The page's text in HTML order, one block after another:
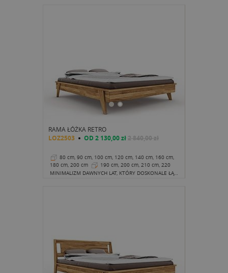
RAMA ŁÓŻKA RETRO
LOZ2503 OD 2 130,00 zł2 840,00 zł
80 cm, 90 cm, 100 cm, 120 cm, 140 cm, 160 cm,
180 cm, 200 cm
190 cm, 200 cm, 210 cm, 220
cm
35 cm MINIMALIZM DAWNYCH LAT, KTÓRY DOSKONALE ŁĄCZY SIĘ Z NOWOCZESNOŚCIĄ.